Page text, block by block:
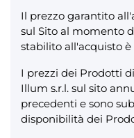
Il prezzo garantito
sul Sito al momento
stabilito all'acquisto
I prezzi dei Prodotti
Illum s.r.l. sul sito
precedenti e sono
disponibilità dei